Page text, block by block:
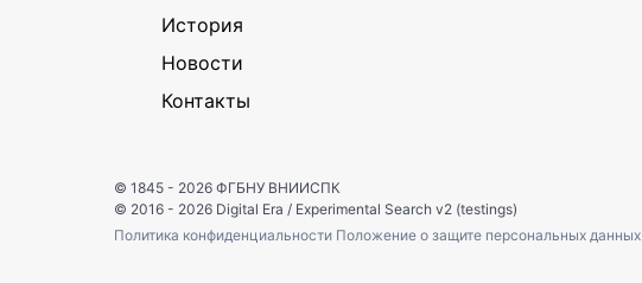
История
Новости
Контакты
© 1845 - 2026 ФГБНУ ВНИИСПК
© 2016 - 2026 Digital Era / Experimental Search v2 (testings)
Политика конфиденциальности Положение о защите персональных данных